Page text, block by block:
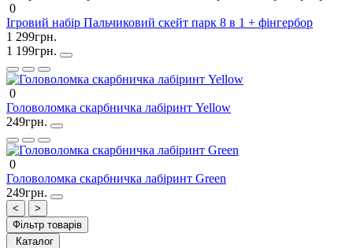
0
Ігровий набір Пальчиковий скейт парк 8 в 1 + фінгербор
1 299грн.
1 199грн.
0
Головоломка скарбничка лабіринт Yellow
249грн.
0
Головоломка скарбничка лабіринт Green
249грн.
<
>
Фільтр товарів
Каталог